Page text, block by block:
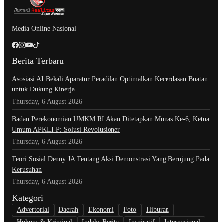
Media Online Nasional
Berita Terbaru
Asosiasi AI Bekali Aparatur Peradilan Optimalkan Kecerdasan Buatan
untuk Dukung Kinerja
Thursday, 6 August 2026
Badan Perekonomian UMKM RI Akan Ditetapkan Munas Ke-6, Ketua
Umum APKLI-P: Solusi Revolusioner
Thursday, 6 August 2026
Teori Sosial Denny JA Tentang Aksi Demonstrasi Yang Berujung Pada
Kerusuhan
Thursday, 6 August 2026
Kategori
Advertorial Daerah Ekonomi Foto
Hiburan